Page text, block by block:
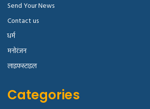
Send Your News
Contact us
धर्म
मनोरंजन
लाइफस्टाइल
Categories